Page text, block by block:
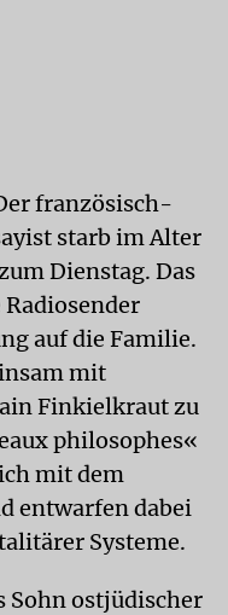
französisch-
starb im Alter
Dienstag. Das
auf die Familie.
mit
Finkielkraut zu
philosophes«
mit dem
entwarfen dabei
Systeme.
Sohn ostjüdischer